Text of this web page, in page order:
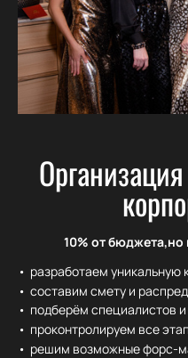
10% от бюджета,но
разработаем уникальную
составим смету и
подберём специалистов
проконтролируем все
решим возможные форс-